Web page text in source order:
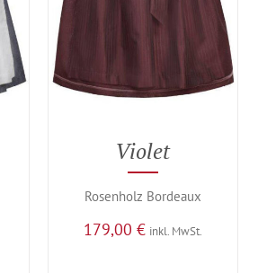
Violet
Rosenholz Bordeaux
179,00 € inkl. MwSt.